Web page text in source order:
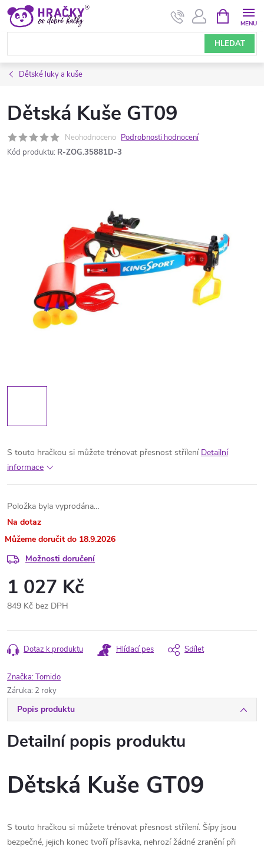
Přejít
obsah
HLEDAT
NÁKUPNÍ
KOŠÍK
Dětské luky a kuše
Dětská Kuše GT09
Neohodnoceno Podrobnosti hodnocení
Kód produktu: R-ZOG.35881D-3
S touto hračkou si můžete trénovat přesnost střílení Detailní
informace
Položka byla vyprodána…
Na dotaz
18.9.2026
Možnosti doručení
1 027 Kč
849 Kč bez DPH
cena:
Dotaz k produktu Hlídací pes Sdílet
Značka:Tomido
Záruka: 2 roky
Popis produktu
Detailní popis produktu
Dětská Kuše GT09
S touto hračkou si můžete trénovat přesnost střílení. Šípy jsou
bezpečné, jejich konec tvoří přísavka, nehrozí žádné zranění při